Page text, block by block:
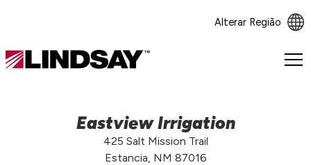
Alterar Região
Lindsay.
Eastview Irrigation
425 Salt Mission Trail
Estancia, NM 87016